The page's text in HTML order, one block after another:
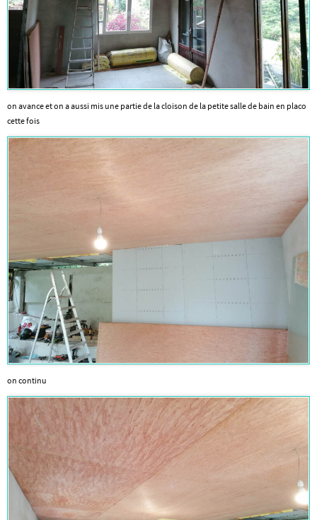
on avance et on a aussi mis une partie de la cloison de la petite salle de bain en placo
cette fois
on continu